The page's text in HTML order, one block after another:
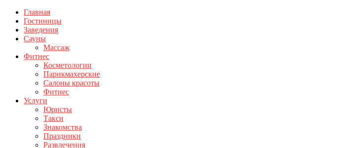
Главная
Гостиницы
Заведения
Сауны
Массаж
Фитнес
Косметологии
Парикмахерские
Салоны красоты
Фитнес
Услуги
Юристы
Такси
Знакомства
Праздники
Развлечения